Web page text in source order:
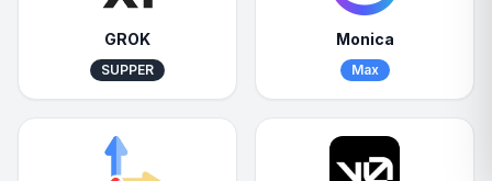
GROK
SUPPER
Monica
Max